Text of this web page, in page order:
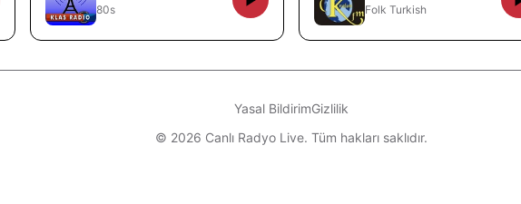
80s Folk Turkish
Yasal BildirimGizlilik
© 2026 Canlı Radyo Live. Tüm hakları saklıdır.